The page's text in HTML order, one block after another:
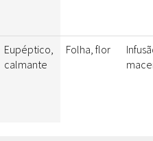
Eupéptico,
calmante
Folha, flor